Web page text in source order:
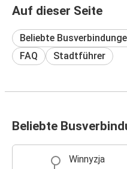
Auf dieser Seite
Beliebte
FAQ
Stadtführer
Beliebte
Winnyzja